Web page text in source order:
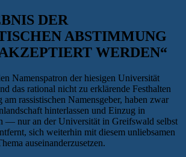
DER
ABSTIMMUNG
WERDEN“
Namenspatron der hiesigen Universität
das rational nicht zu erklärende Festhalten
rassistischen Namensgeber, haben zwar
hinterlassen und Einzug in
— nur an der Universität in Greifswald selbst
sich weiterhin mit diesem unliebsamen
auseinanderzusetzen.